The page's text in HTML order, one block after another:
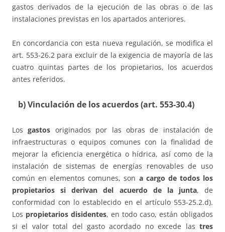
gastos derivados de la ejecución de las obras o de las
instalaciones previstas en los apartados anteriores.
En concordancia con esta nueva regulación, se modifica el
art. 553-26.2 para excluir de la exigencia de mayoría de las
cuatro quintas partes de los propietarios, los acuerdos
antes referidos.
b) Vinculación de los acuerdos (art. 553-30.4)
Losgastos originados por las obras de instalación de
infraestructuras o equipos comunes con la finalidad de
mejorar la eficiencia energética o hídrica, así como de la
instalación de sistemas de energías renovables de uso
común en elementos comunes, son a cargo de todos los
propietarios si derivan del acuerdo de la junta, de
conformidad con lo establecido en el artículo 553-25.2.d).
Los propietarios disidentes, en todo caso, están obligados
si el valor total del gasto acordado no excede las tres